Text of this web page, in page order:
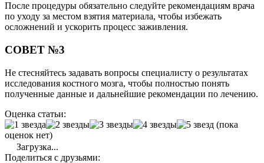
После процедуры обязательно следуйте рекомендациям врача
по уходу за местом взятия материала, чтобы избежать
осложнений и ускорить процесс заживления.
СОВЕТ №3
Не стесняйтесь задавать вопросы специалисту о результатах
исследования костного мозга, чтобы полностью понять
полученные данные и дальнейшие рекомендации по лечению.
Оценка статьи:
(пока
оценок нет)
Загрузка...
Поделиться с друзьями: